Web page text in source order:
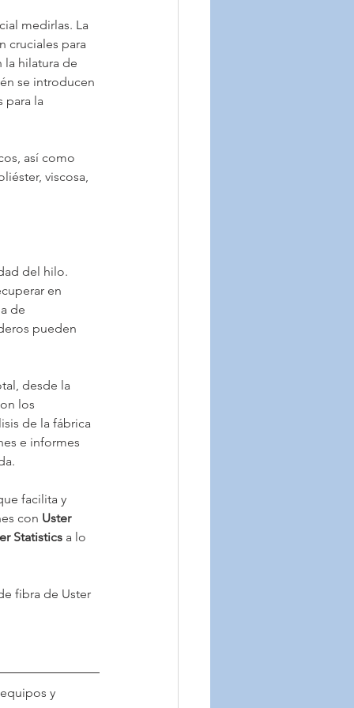
medirlas. La
cruciales para
la hilatura de
se introducen
para la
así como
viscosa,
del hilo.
en
de
pueden
desde la
los
de la fábrica
e informes
facilita y
con Uster
Statistics a lo
fibra de Uster
y